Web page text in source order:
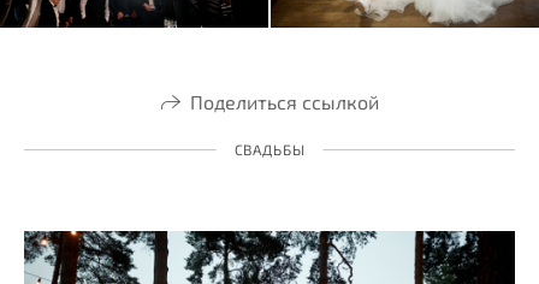
Поделиться ссылкой
СВАДЬБЫ